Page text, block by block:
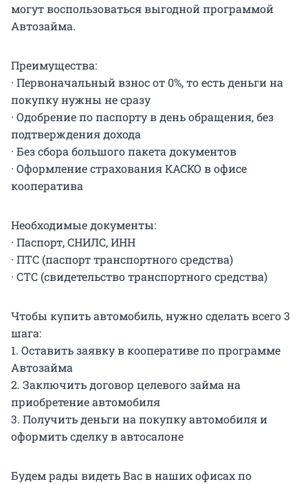
могут воспользоваться выгодной программой
Автозайма.
Преимущества:
· Первоначальный взнос от 0%, то есть деньги на
покупку нужны не сразу
· Одобрение по паспорту в день обращения, без
подтверждения дохода
· Без сбора большого пакета документов
· Оформление страхования КАСКО в офисе
кооператива
Необходимые документы:
· Паспорт, СНИЛС, ИНН
· ПТС (паспорт транспортного средства)
· СТС (свидетельство транспортного средства)
Чтобы купить автомобиль, нужно сделать всего 3
шага:
1. Оставить заявку в кооперативе по программе
Автозайма
2. Заключить договор целевого займа на
приобретение автомобиля
3. Получить деньги на покупку автомобиля и
оформить сделку в автосалоне
Будем рады видеть Вас в наших офисах по